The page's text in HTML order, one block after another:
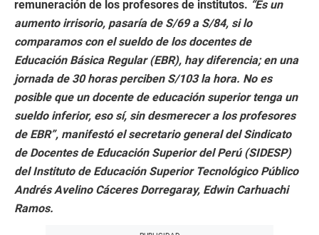
remuneración de los profesores de institutos. “Es un
aumento irrisorio, pasaría de S/69 a S/84, si lo
comparamos con el sueldo de los docentes de
Educación Básica Regular (EBR), hay diferencia; en una
jornada de 30 horas perciben S/103 la hora. No es
posible que un docente de educación superior tenga un
sueldo inferior, eso sí, sin desmerecer a los profesores
de EBR”, manifestó el secretario general del Sindicato
de Docentes de Educación Superior del Perú (SIDESP)
del Instituto de Educación Superior Tecnológico Público
Andrés Avelino Cáceres Dorregaray, Edwin Carhuachi
Ramos.